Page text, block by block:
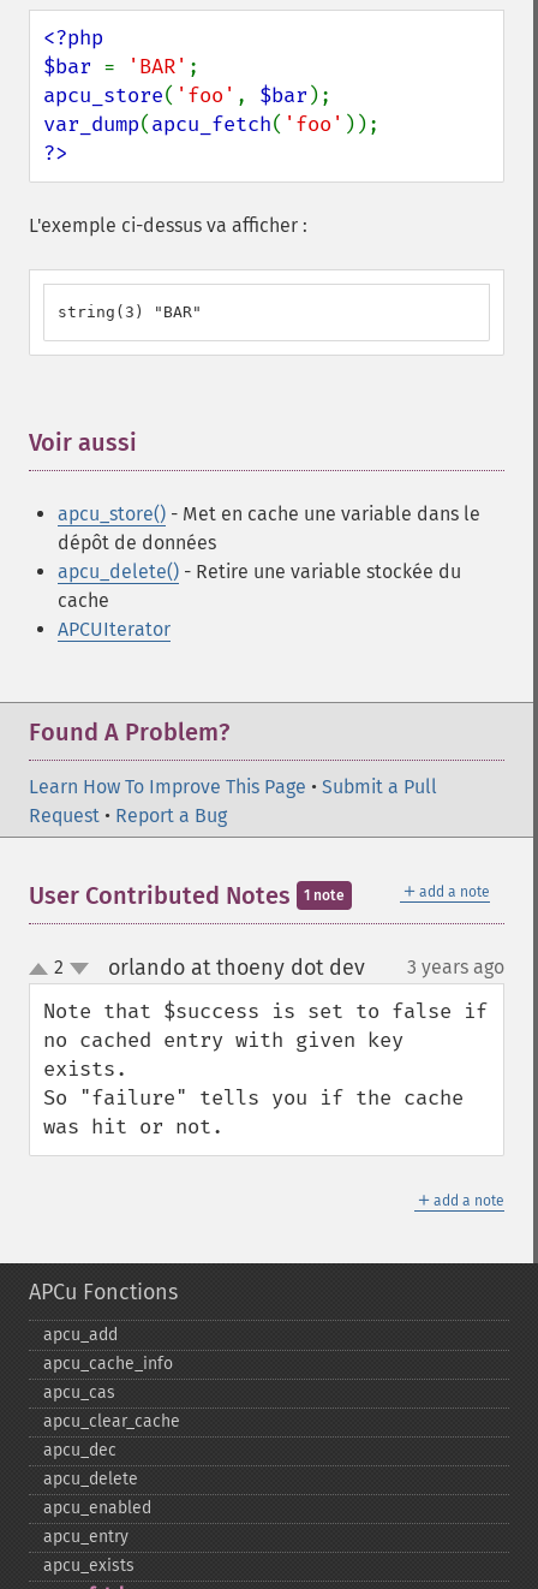
<?php
$bar = 'BAR'
apcu_store( 'foo' , $bar
var_dump(apcu_fetch( 'foo'
?>
L'exemple ci-dessus va afficher :
string(3) "BAR"
Voir aussi
apcu_store() - Met en cache une variable dans le
dépôt de données
apcu_delete() - Retire une variable stockée du
cache
APCUIterator
Found A Problem?
Learn How To Improve This Page • Submit a Pull
Request • Report a Bug
＋ add a note
User Contributed Notes 1 note
up
down
2 orlando at thoeny dot dev¶ 3 years ago
Note that $success is set to false if
no cached entry with given key
exists.
So "failure" tells you if the cache
was hit or not.
＋ add a note
APCu Fonctions
apcu_​add
apcu_​cache_​info
apcu_​cas
apcu_​clear_​cache
apcu_​dec
apcu_​delete
apcu_​enabled
apcu_​entry
apcu_​exists